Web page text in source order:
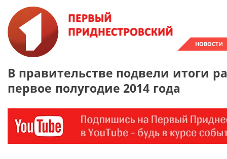
НОВОСТИ
В правительстве подвели итоги
первое полугодие 2014 года